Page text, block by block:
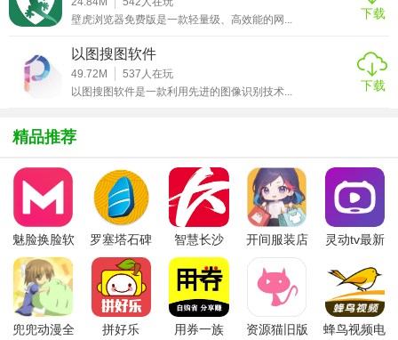
效果器面板等。
2. 音效库：内置高质量的音效库，包括乐器、打击乐、环境
3. 教程与指南：提供详细的教程和指南，帮助用户快速上手
并掌握软件的使用技巧。
4. 社区互动：用户可以加入社区，与其他音乐创作者交流心
得、分享作品。
5. 定期更新：软件会定期更新，新增功能和改进性能，确保
用户始终使用最新版本。
【medly编曲软件用法】
壁虎浏览器免费版是一款轻量级、高效能的网...
下载
以图搜图软件
49.72M 537 人在玩
以图搜图软件是一款利用先进的图像识别技术...
下载
精品推荐
魅脸换脸软
件
罗塞塔石碑
安卓版
智慧长沙
app
开间服装店
灵动tv最新
兜兜动漫全
拼好乐 用券一族 资源猫旧版
蜂鸟视频电